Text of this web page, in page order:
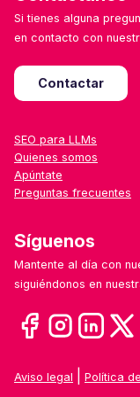
Si tienes alguna
en contacto con
Contactar
SEO para LLMs
Quienes somos
Apúntate
Preguntas frecuentes
Síguenos
Mantente al día con
siguiéndonos en
Aviso legal Política